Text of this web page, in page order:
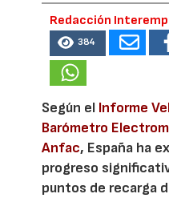
Redacción
384
Según el Informe
Barómetro
Anfac, España ha
progreso
puntos de recarga